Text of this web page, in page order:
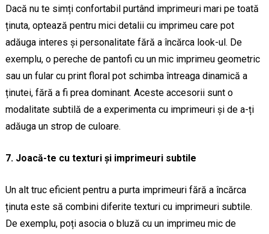
Dacă nu te simți confortabil purtând imprimeuri mari pe toată
ținuta, optează pentru mici detalii cu imprimeu care pot
adăuga interes și personalitate fără a încărca look-ul. De
exemplu, o pereche de pantofi cu un mic imprimeu geometric
sau un fular cu print floral pot schimba întreaga dinamică a
ținutei, fără a fi prea dominant. Aceste accesorii sunt o
modalitate subtilă de a experimenta cu imprimeuri și de a-ți
adăuga un strop de culoare.
7. Joacă-te cu texturi și imprimeuri subtile
Un alt truc eficient pentru a purta imprimeuri fără a încărca
ținuta este să combini diferite texturi cu imprimeuri subtile.
De exemplu, poți asocia o bluză cu un imprimeu mic de